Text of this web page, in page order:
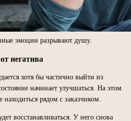
эмоции разрывают душу.
негатива
хотя бы частично выйти из
начинает улучшаться. На этом
рядом с заказчиком.
восстанавливаться. У него снова